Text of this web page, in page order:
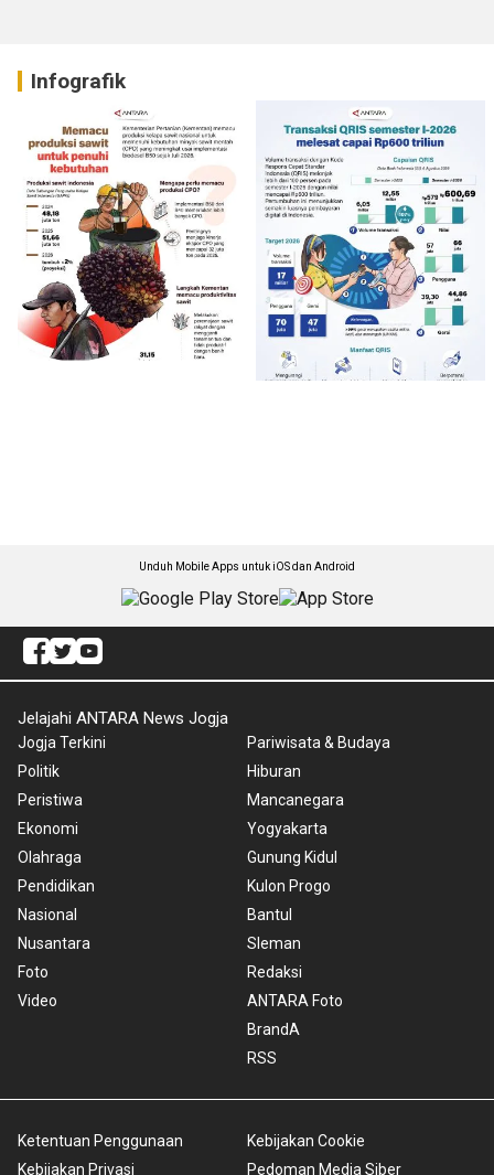
Infografik
Unduh Mobile Apps untuk iOS dan Android
Jelajahi ANTARA News Jogja
Jogja Terkini
Politik
Peristiwa
Ekonomi
Olahraga
Pendidikan
Nasional
Nusantara
Foto
Video
Pariwisata & Budaya
Hiburan
Mancanegara
Yogyakarta
Gunung Kidul
Kulon Progo
Bantul
Sleman
Redaksi
ANTARA Foto
BrandA
RSS
Ketentuan Penggunaan
Kebijakan Privasi
Kebijakan Cookie
Pedoman Media Siber